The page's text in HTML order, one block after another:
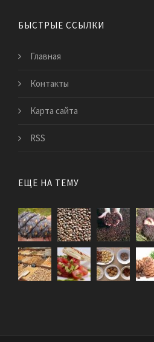
БЫСТРЫЕ ССЫЛКИ
Главная
Контакты
Карта сайта
RSS
ЕЩЕ НА ТЕМУ